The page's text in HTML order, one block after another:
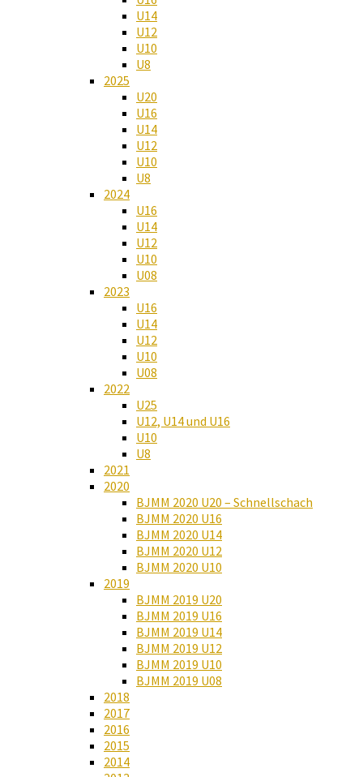
U14
U12
U10
U8
2025
U20
U16
U14
U12
U10
U8
2024
U16
U14
U12
U10
U08
2023
U16
U14
U12
U10
U08
2022
U25
U12, U14 und U16
U10
U8
2021
2020
BJMM 2020 U20 – Schnellschach
BJMM 2020 U16
BJMM 2020 U14
BJMM 2020 U12
BJMM 2020 U10
2019
BJMM 2019 U20
BJMM 2019 U16
BJMM 2019 U14
BJMM 2019 U12
BJMM 2019 U10
BJMM 2019 U08
2018
2017
2016
2015
2014